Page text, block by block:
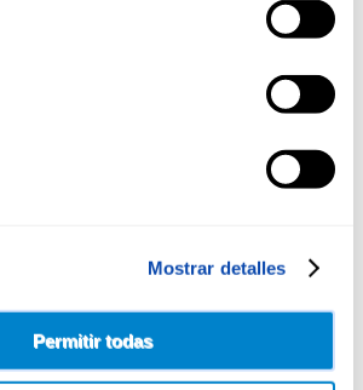
Mostrar detalles
Permitir todas
RIKISSSIMO
RIKISSSIMO 405G